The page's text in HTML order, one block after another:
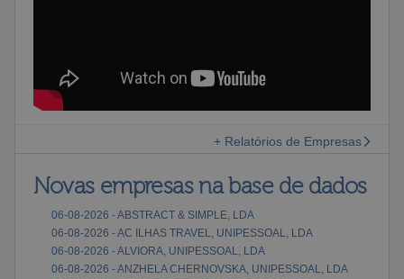
+ Relatórios de Empresas
Novas empresas na base de dados
06-08-2026 - ABSTRACT & SIMPLE, LDA
06-08-2026 - AC ILHAS TRAVEL, UNIPESSOAL, LDA
06-08-2026 - ALVIORA, UNIPESSOAL, LDA
06-08-2026 - ANZHELA CHERNOVSKA, UNIPESSOAL, LDA